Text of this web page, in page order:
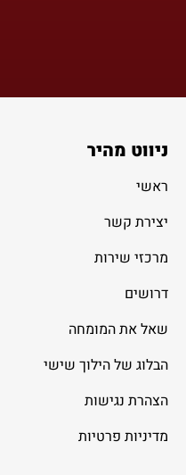
ניווט מהיר
ראשי
יצירת קשר
מרכזי שירות
דרושים
שאל את המומחה
הבלוג של הילוך שישי
הצהרת נגישות
מדיניות פרטיות